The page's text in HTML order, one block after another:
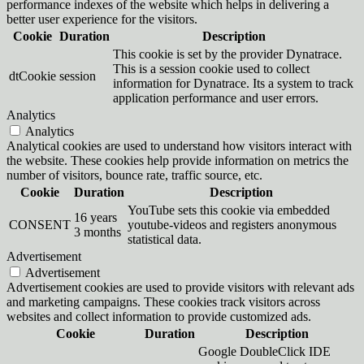
performance indexes of the website which helps in delivering a
better user experience for the visitors.
Cookie Duration Description
dtCookie session
This cookie is set by the provider Dynatrace.
This is a session cookie used to collect
information for Dynatrace. Its a system to track
application performance and user errors.
Analytics
Analytics
Analytical cookies are used to understand how visitors interact with
the website. These cookies help provide information on metrics the
number of visitors, bounce rate, traffic source, etc.
Cookie
Duration Description
CONSENT
16 years
3 months
YouTube sets this cookie via embedded
youtube-videos and registers anonymous
statistical data.
Advertisement
Advertisement
Advertisement cookies are used to provide visitors with relevant ads
and marketing campaigns. These cookies track visitors across
websites and collect information to provide customized ads.
Cookie
Duration
Description
Google DoubleClick IDE